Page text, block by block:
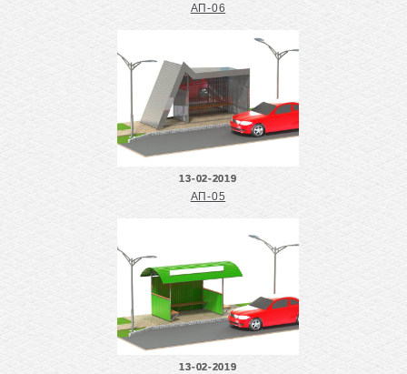
АП-06
13-02-2019
АП-05
13-02-2019